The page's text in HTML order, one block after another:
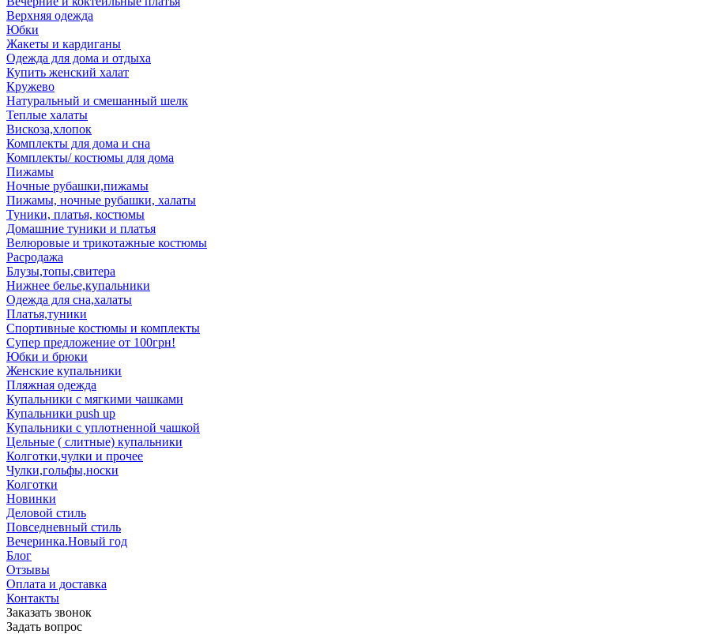
Верхняя одежда
Юбки
Жакеты и кардиганы
Одежда для дома и отдыха
Купить женский халат
Кружево
Натуральный и смешанный шелк
Теплые халаты
Вискоза,хлопок
Комплекты для дома и сна
Комплекты/ костюмы для дома
Пижамы
Ночные рубашки,пижамы
Пижамы, ночные рубашки, халаты
Туники, платья, костюмы
Домашние туники и платья
Велюровые и трикотажные костюмы
Расродажа
Блузы,топы,свитера
Нижнее белье,купальники
Одежда для сна,халаты
Платья,туники
Спортивные костюмы и комплекты
Супер предложение от 100грн!
Юбки и брюки
Женские купальники
Пляжная одежда
Купальники с мягкими чашками
Купальники push up
Купальники с уплотненной чашкой
Цельные ( слитные) купальники
Колготки,чулки и прочее
Чулки,гольфы,носки
Колготки
Новинки
Деловой стиль
Повседневный стиль
Вечеринка.Новый год
Блог
Отзывы
Оплата и доставка
Контакты
Заказать звонок
Задать вопрос